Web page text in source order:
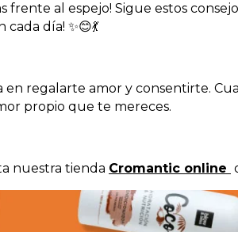
frente al espejo! Sigue estos
día! ✨😊💃
en regalarte amor y consentirte.
propio que te mereces.
nuestra tienda Cromantic online